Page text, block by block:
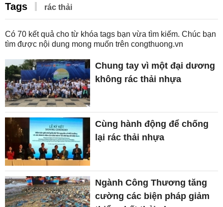
Tags rác thải
Có 70 kết quả cho từ khóa tags bạn vừa tìm kiếm. Chúc bạn
tìm được nội dung mong muốn trên congthuong.vn
Chung tay vì một đại dương
không rác thải nhựa
Cùng hành động để chống
lại rác thải nhựa
Ngành Công Thương tăng
cường các biện pháp giảm